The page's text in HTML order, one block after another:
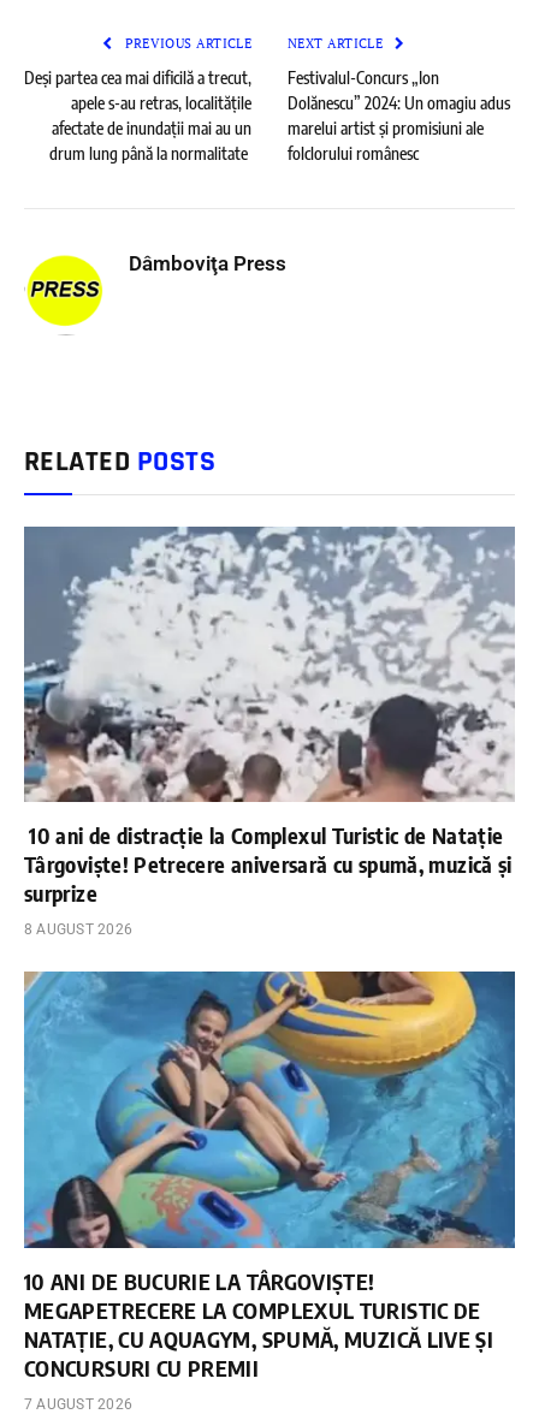
PREVIOUS ARTICLE
Deși partea cea mai dificilă a trecut,
apele s-au retras, localitățile
afectate de inundații mai au un
drum lung până la normalitate
NEXT ARTICLE
Festivalul-Concurs „Ion
Dolănescu” 2024: Un omagiu adus
marelui artist și promisiuni ale
folclorului românesc
Dâmboviţa Press
RELATED POSTS
10 ani de distracție la Complexul Turistic de Natație
Târgoviște! Petrecere aniversară cu spumă, muzică și
surprize
8 AUGUST 2026
10 ANI DE BUCURIE LA TÂRGOVIȘTE!
MEGAPETRECERE LA COMPLEXUL TURISTIC DE
NATAȚIE, CU AQUAGYM, SPUMĂ, MUZICĂ LIVE ȘI
CONCURSURI CU PREMII
7 AUGUST 2026